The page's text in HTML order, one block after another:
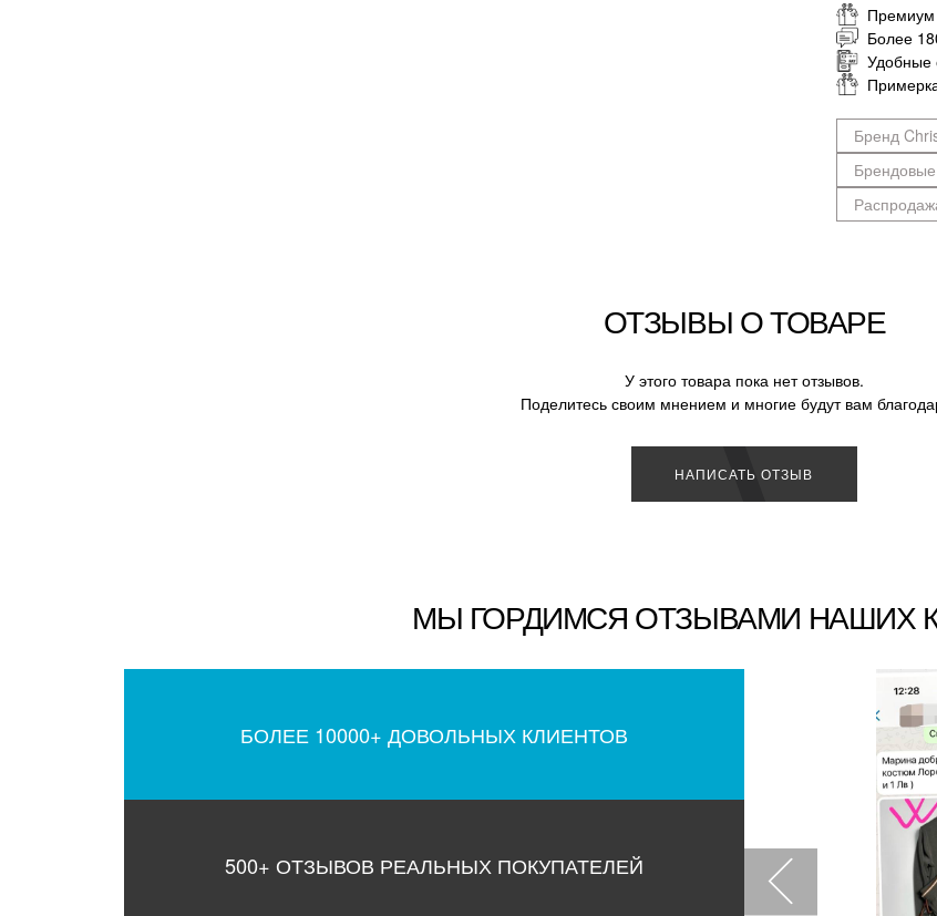
Премиум
Более
Удобные
Бренд
Брендовые
ОТЗЫВЫ О ТОВАРЕ
У этого товара пока нет отзывов.
Поделитесь своим мнением и многие будут вам
НАПИСАТЬ ОТЗЫВ
МЫ ГОРДИМСЯ ОТЗЫВАМИ НАШИХ
БОЛЕЕ 10000+ ДОВОЛЬНЫХ КЛИЕНТОВ
500+ ОТЗЫВОВ РЕАЛЬНЫХ ПОКУПАТЕЛЕЙ